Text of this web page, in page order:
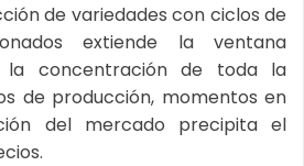
de variedades con ciclos de
extiende la ventana
concentración de toda la
de producción, momentos en
del mercado precipita el